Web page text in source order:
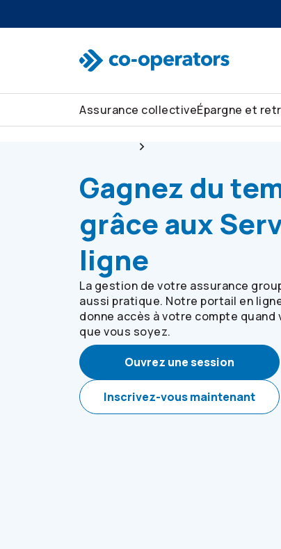
Assurance collectiveÉpargne et
Gagnez du
grâce aux
ligne
La gestion de votre assurance
aussi pratique. Notre portail en
donne accès à votre compte quand
que vous soyez.
Ouvrez une session
Inscrivez-vous maintenant